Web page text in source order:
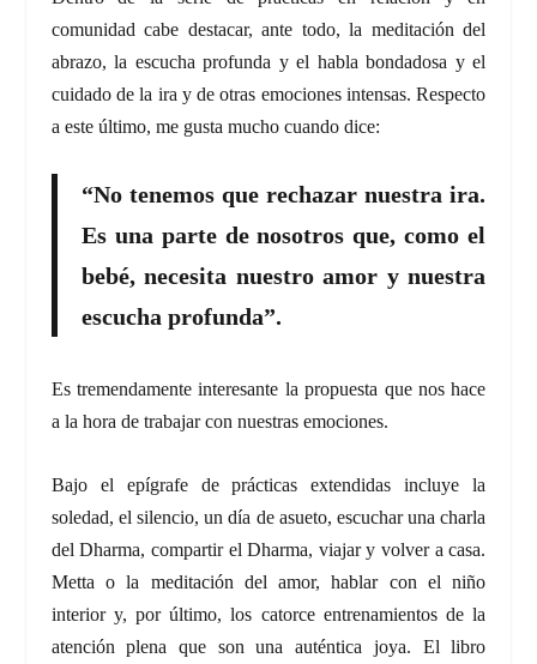
comunidad cabe destacar, ante todo, la meditación del
abrazo, la escucha profunda y el habla bondadosa y el
cuidado de la ira y de otras emociones intensas. Respecto
a este último, me gusta mucho cuando dice:
“No tenemos que rechazar nuestra ira.
Es una parte de nosotros que, como el
bebé, necesita nuestro amor y nuestra
escucha profunda”.
Es tremendamente interesante la propuesta que nos hace
a la hora de trabajar con nuestras emociones.
Bajo el epígrafe de prácticas extendidas incluye la
soledad, el silencio, un día de asueto, escuchar una charla
del Dharma, compartir el Dharma, viajar y volver a casa.
Metta o la meditación del amor, hablar con el niño
interior y, por último, los catorce entrenamientos de la
atención plena que son una auténtica joya. El libro